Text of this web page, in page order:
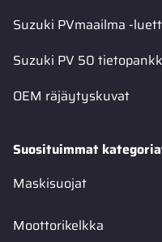
Suzuki PVmaailma -
Suzuki PV 50
OEM räjäytyskuvat
Suosituimmat
Maskisuojat
Moottorikelkka